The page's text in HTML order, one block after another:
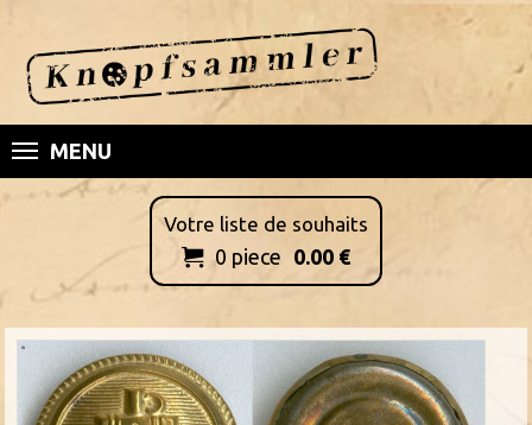
MENU
Votre liste de souhaits
 0 piece 0.00 €